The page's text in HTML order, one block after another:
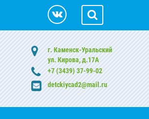
г. Каменск-Уральский
ул. Кирова, д.17А
+7 (3439) 37-99-02
detckiycad2@mail.ru